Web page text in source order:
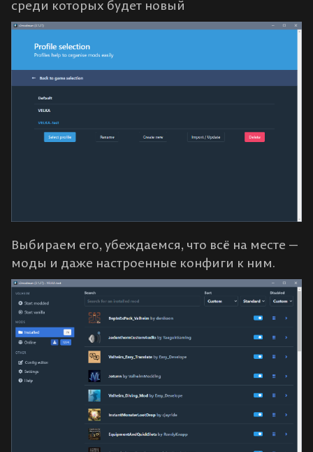
среди которых будет новый
Выбираем его, убеждаемся, что всё на месте —
моды и даже настроенные конфиги к ним.